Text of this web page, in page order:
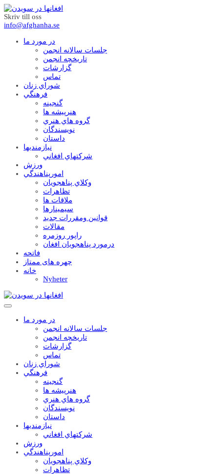
Skriv till oss
info@afghanha.se
در مورد ما
جلسات سالانه انجمن
تاریخچه انجمن
گزارشات
تماس
شوراي زنان
فرهنگي
گنجينه
هنرپيشه ها
گروه هاي هنري
نويسندگان
داستان
نيازمنديها
شرکتهاي افغاني
ورزش
امورپناهندگي
وکلاي پناهجويان
تظاهرات
ملاقات ها
سيمينارها
قوانين ومقررات جديد
مقالات
راپور روزمره
درمورد پناهجويان افغان
فاتحه
چهره های ممتاز
خانه
Nyheter
در مورد ما
جلسات سالانه انجمن
تاریخچه انجمن
گزارشات
تماس
شوراي زنان
فرهنگي
گنجينه
هنرپيشه ها
گروه هاي هنري
نويسندگان
داستان
نيازمنديها
شرکتهاي افغاني
ورزش
امورپناهندگي
وکلاي پناهجويان
تظاهرات